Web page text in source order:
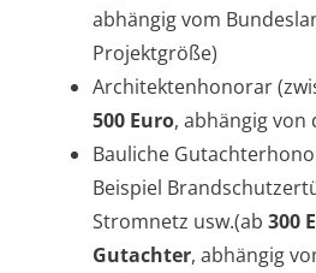
abhängig vom
Projektgröße)
Architektenhonorar
500 Euro, abhängig von
Bauliche
Beispiel
Stromnetz usw.(ab 300
Gutachter, abhängig